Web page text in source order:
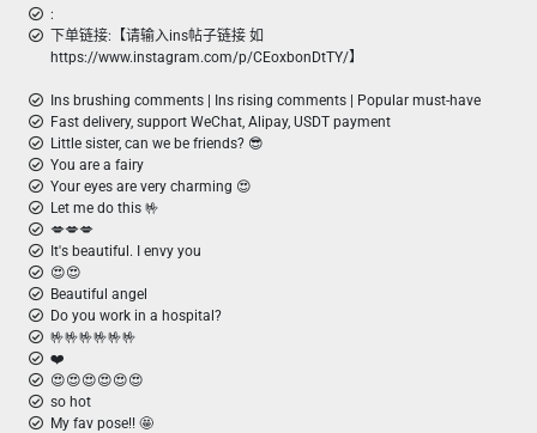
:
下单链接:【请输入ins帖子链接 如
https://www.instagram.com/p/CEoxbonDtTY/】
Ins brushing comments | Ins rising comments | Popular must-have
Fast delivery, support WeChat, Alipay, USDT payment
Little sister, can we be friends? 😎
You are a fairy
Your eyes are very charming 😍
Let me do this 🤟
💋💋💋
It's beautiful. I envy you
😍😍
Beautiful angel
Do you work in a hospital?
🤟🤟🤟🤟🤟🤟
❤️
😍😍😍😍😍😍
so hot
My fav pose!! 🤩